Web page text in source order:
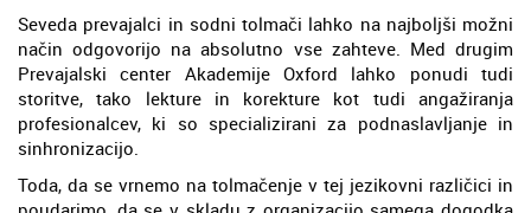
Seveda prevajalci in sodni tolmači lahko na najboljši možni
način odgovorijo na absolutno vse zahteve. Med drugim
Prevajalski center Akademije Oxford lahko ponudi tudi
storitve, tako lekture in korekture kot tudi angažiranja
profesionalcev, ki so specializirani za podnaslavljanje in
sinhronizacijo.
Toda, da se vrnemo na tolmačenje v tej jezikovni različici in